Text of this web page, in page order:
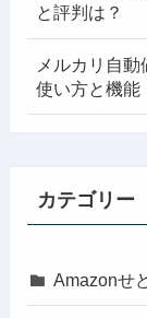
と評判は？
メルカリ自
使い方と機能
カテゴリー
Amazonせ